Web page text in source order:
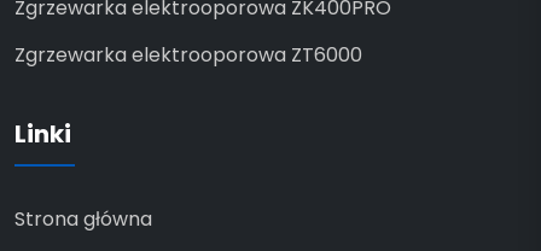
Zgrzewarka elektrooporowa ZK400PRO
Zgrzewarka elektrooporowa ZT6000
Linki
Strona główna